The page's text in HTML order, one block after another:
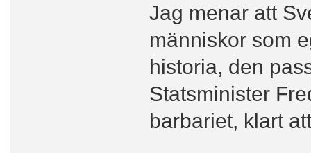
Jag menar att
människor som
historia, den
Statsminister
barbariet, klart